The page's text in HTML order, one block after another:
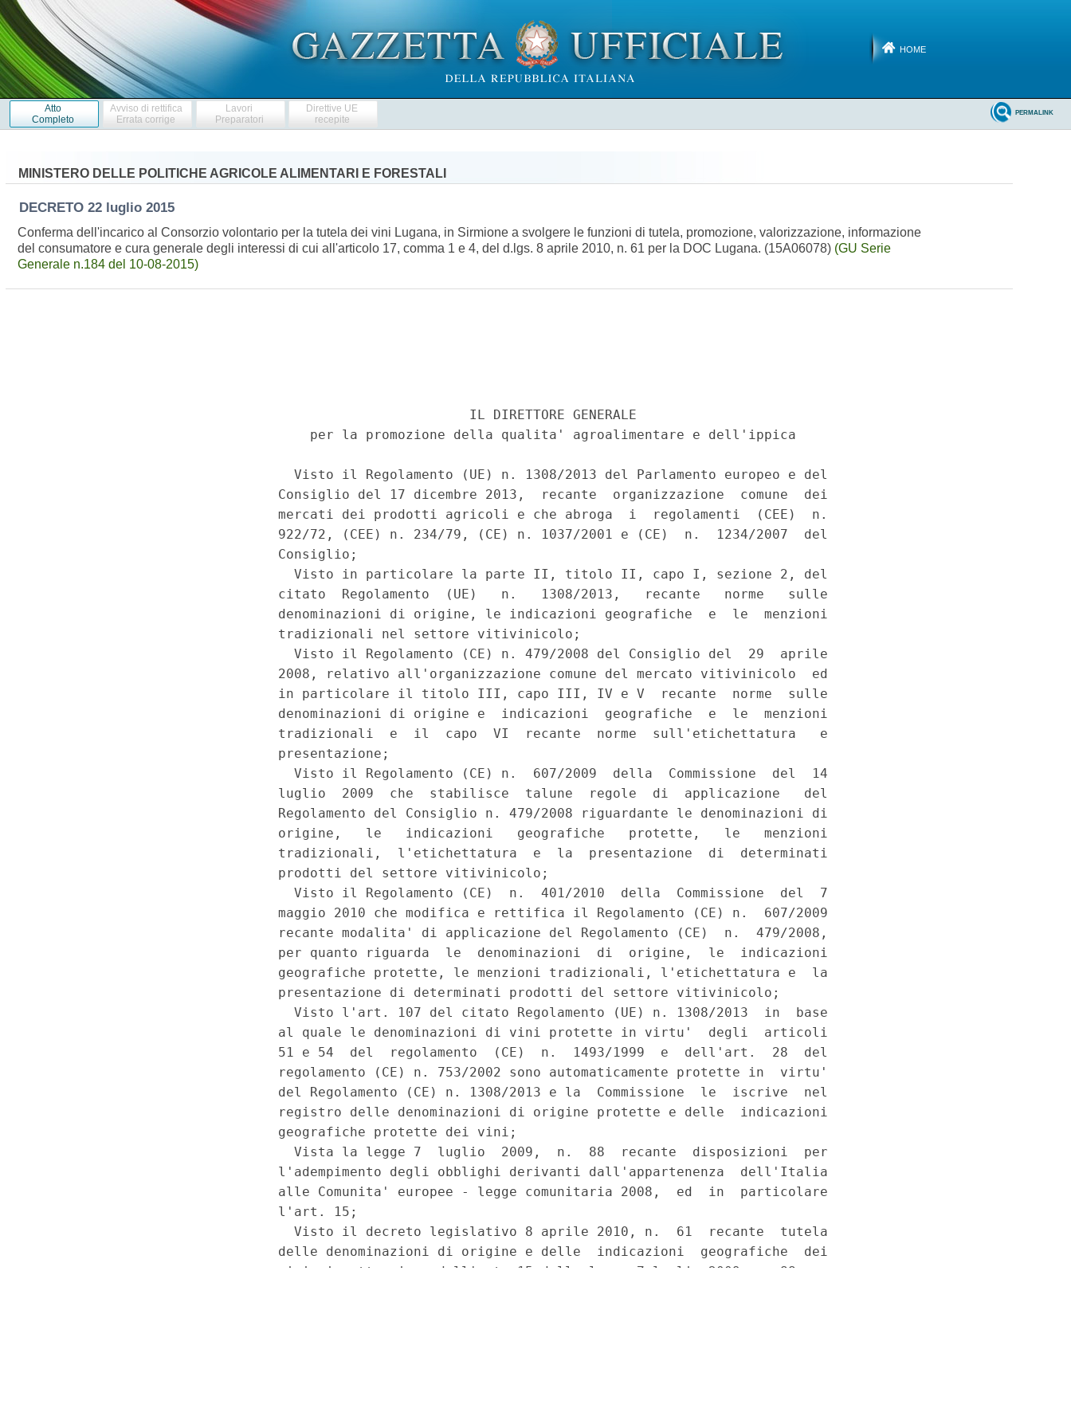
HOME
Atto
Completo
Avviso di rettifica
Errata corrige
Lavori
Preparatori
Direttive UE
recepite
PERMALINK
MINISTERO DELLE POLITICHE AGRICOLE ALIMENTARI E FORESTALI
DECRETO 22 luglio 2015
Conferma dell'incarico al Consorzio volontario per la tutela dei vini Lugana, in Sirmione a svolgere le funzioni di tutela, promozione, valorizzazione, informazione
del consumatore e cura generale degli interessi di cui all'articolo 17, comma 1 e 4, del d.lgs. 8 aprile 2010, n. 61 per la DOC Lugana. (15A06078) (GU Serie
Generale n.184 del 10-08-2015)